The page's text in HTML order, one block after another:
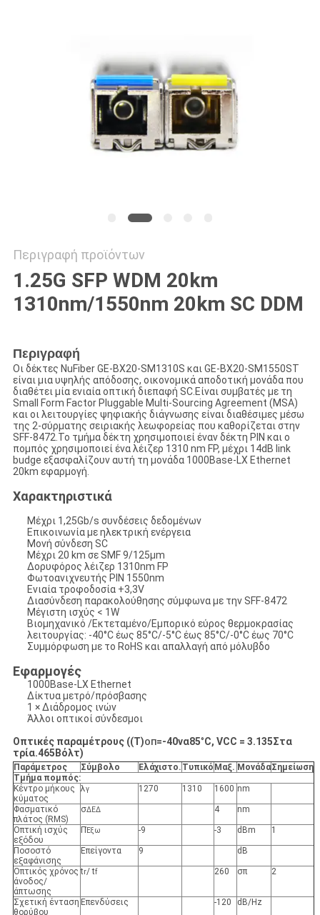
Περιγραφή προϊόντων
1.25G SFP WDM 20km
1310nm/1550nm 20km SC DDM
Περιγραφή
Οι δέκτες NuFiber GE-BX20-SM1310S και GE-BX20-SM1550ST
είναι μια υψηλής απόδοσης, οικονομικά αποδοτική μονάδα που
διαθέτει μία ενιαία οπτική διεπαφή SC.Είναι συμβατές με τη
Small Form Factor Pluggable Multi-Sourcing Agreement (MSA)
και οι λειτουργίες ψηφιακής διάγνωσης είναι διαθέσιμες μέσω
της 2-σύρματης σειριακής λεωφορείας που καθορίζεται στην
SFF-8472.Το τμήμα δέκτη χρησιμοποιεί έναν δέκτη PIN και ο
πομπός χρησιμοποιεί ένα λέιζερ 1310 nm FP, μέχρι 14dB link
budge εξασφαλίζουν αυτή τη μονάδα 1000Base-LX Ethernet
20km εφαρμογή.
Χαρακτηριστικά
Μέχρι 1,25Gb/s συνδέσεις δεδομένων
Επικοινωνία με ηλεκτρική ενέργεια
Μονή σύνδεση SC
Μέχρι 20 km σε SMF 9/125μm
Δορυφόρος λέιζερ 1310nm FP
Φωτοανιχνευτής PIN 1550nm
Ενιαία τροφοδοσία +3,3V
Διασύνδεση παρακολούθησης σύμφωνα με την SFF-8472
Μέγιστη ισχύς < 1W
Βιομηχανικό /Εκτεταμένο/Εμπορικό εύρος θερμοκρασίας
λειτουργίας: -40°C έως 85°C/-5°C έως 85°C/-0°C έως 70°C
Συμμόρφωση με το RoHS και απαλλαγή από μόλυβδο
Εφαρμογές
1000Base-LX Ethernet
Δίκτυα μετρό/πρόσβασης
1 × Διάδρομος ινών
Άλλοι οπτικοί σύνδεσμοι
Οπτικές παραμέτρους ((T)ΟΠ=-40να85°C, VCC = 3.135Στα
τρία.465 Βόλτ)
Παράμετρος Σύμβολο Ελάχιστο. Τυπικό Μαξ. ΜονάδαΣημείωση
Τμήμα πομπός:
Κέντρο μήκους
κύματος
λγ 1270 1310 1600 nm
Φασματικό
πλάτος (RMS)
σΔΕΔ 4 nm
Οπτική ισχύς
εξόδου
ΠΈξω -9 -3 dBm 1
Ποσοστό
εξαφάνισης
Επείγοντα 9 dB
Οπτικός χρόνος
άνοδος/
άπτωσης
tr/ tf 260 σπ 2
Σχετική ένταση
θορύβου
Επενδύσεις -120 dB/Hz